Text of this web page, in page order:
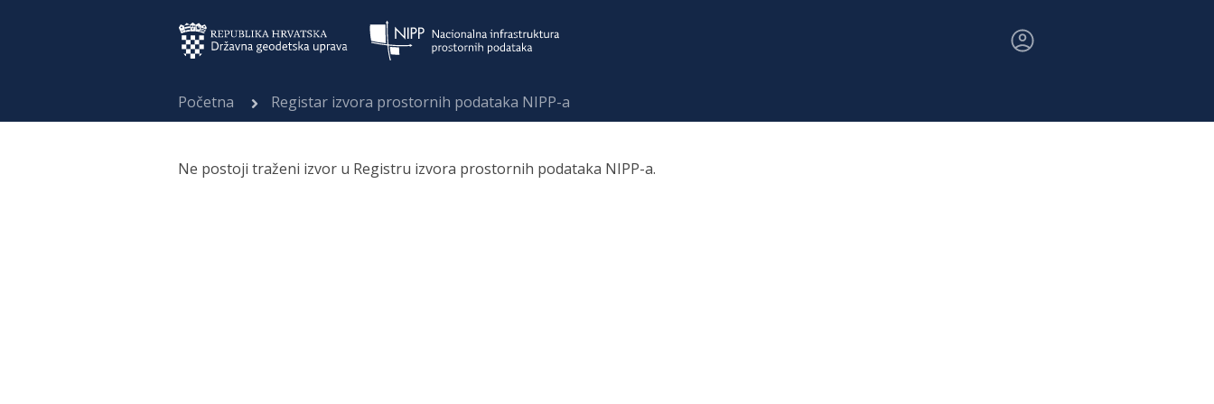
Početna Registar izvora prostornih podataka NIPP-a
Ne postoji traženi izvor u Registru izvora prostornih podataka NIPP-a.